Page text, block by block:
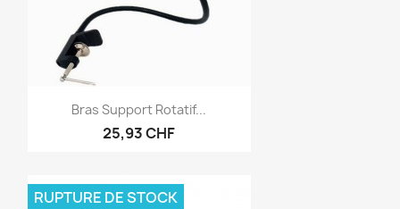
 Aperçu rapide
Bras Support Rotatif...
25,93 CHF
RUPTURE DE STOCK